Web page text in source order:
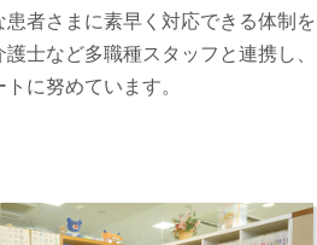
者さまに素早く対応できる体制を
士など多職種スタッフと連携し、
に努めています。